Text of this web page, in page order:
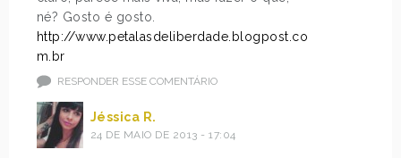
né? Gosto é gosto.
http://www.petalasdeliberdade.blogpost.co
m.br
RESPONDER ESSE COMENTÁRIO
Jéssica R.
24 DE MAIO DE 2013 - 17:04